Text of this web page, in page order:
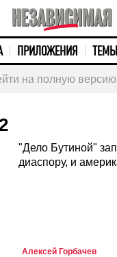
ПРИЛОЖЕНИЯ ТЕМЫ
на полную версию
"Дело Бутиной"
диаспору, и
Алексей Горбачев